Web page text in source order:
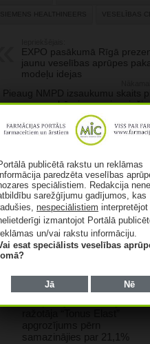
SIEMENS HEALTHINEERS VESELĪBAS
EXPO pasākumā Rīgā
jaunu veselības aprūpes
modeļu idejas
Pieaug NMPD izsaukumu skaits
bērniem un
Saistītie raksti
2026. gada 25. septembrī
LFB aicina uz menedžmenta
kompetenču konferenci
Medicīnisko elastīgo un
samazinājies par 21,1%
publicētā rakstu un reklāmas
paredzēta veselības
speciālistiem. Redakcija
sarežģījumu gadījumos, kas
nespeciālistiem interpretējot
izmantojot Portālā
un/vai rakstu informāciju.
esat speciālists veselības
Jā Nē